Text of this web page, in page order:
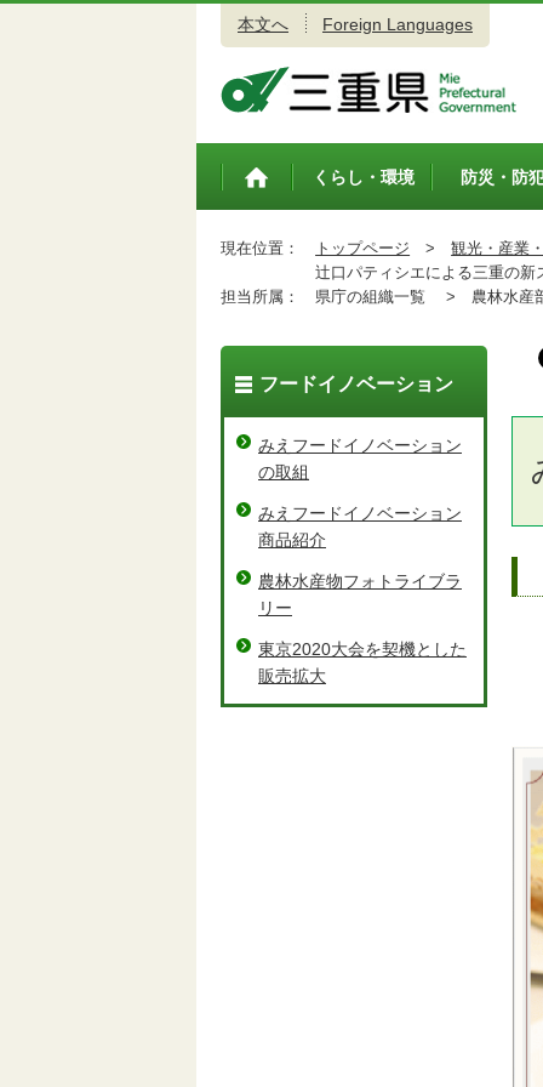
本文へ Foreign Languages
トップペ
くらし・環境 防災・防
現在位置： トップページ > 観光・産業
辻口パティシエによる三重の新
担当所属：
県庁の組織一覧 > 農林水
フードイノベーション
みえフードイノベーション
の取組
みえフードイノベーション
商品紹介
農林水産物フォトライブラ
リー
東京2020大会を契機とした
販売拡大